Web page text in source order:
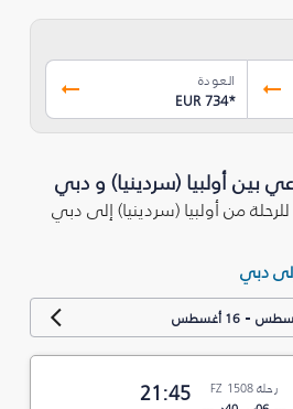
العودة
EUR 734*
بين أولبيا (سردينيا) و دبي
من أولبيا (سردينيا) إلى دبي
إلى دبي
-16 أغسطس
رحلة FZ 1508
21:45